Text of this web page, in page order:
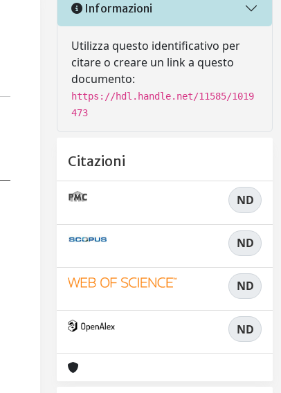
Informazioni
Utilizza questo identificativo per
citare o creare un link a questo
documento:
https://hdl.handle.net/11585/1019
473
Citazioni
ND
ND
ND
ND